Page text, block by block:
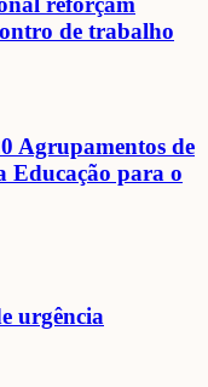
de trabalho
Agrupamentos de
Educação para o
urgência